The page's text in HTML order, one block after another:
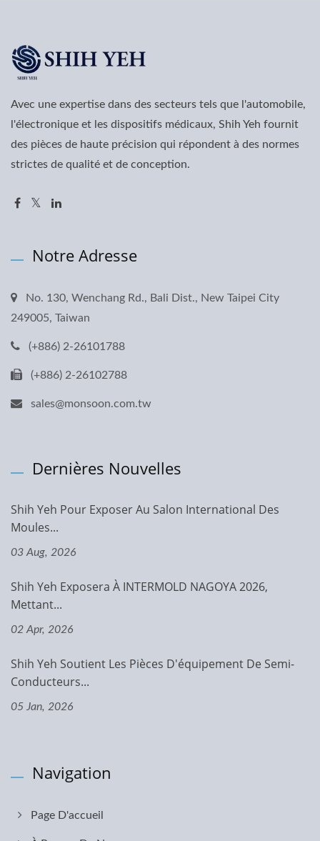
Avec une expertise dans des secteurs tels que l'automobile,
l'électronique et les dispositifs médicaux, Shih Yeh fournit
des pièces de haute précision qui répondent à des normes
strictes de qualité et de conception.
Notre Adresse
No. 130, Wenchang Rd., Bali Dist., New Taipei City
249005, Taiwan
(+886) 2-26101788
(+886) 2-26102788
sales@monsoon.com.tw
Dernières Nouvelles
Shih Yeh Pour Exposer Au Salon International Des
Moules...
03 Aug, 2026
Shih Yeh Exposera À INTERMOLD NAGOYA 2026,
Mettant...
02 Apr, 2026
Shih Yeh Soutient Les Pièces D'équipement De Semi-
Conducteurs...
05 Jan, 2026
Navigation
Page D'accueil